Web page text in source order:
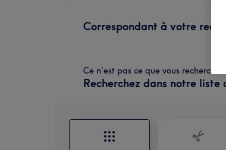
Correspondant à votre
Ce n'est pas ce que vous recherchiez
Recherchez dans notre liste